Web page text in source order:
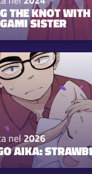
THE KNOT
SISTER
nel2026
AIKA: